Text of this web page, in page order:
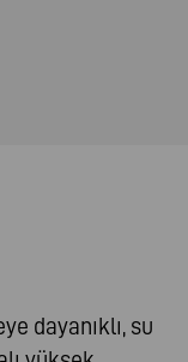
dayanıklı, su